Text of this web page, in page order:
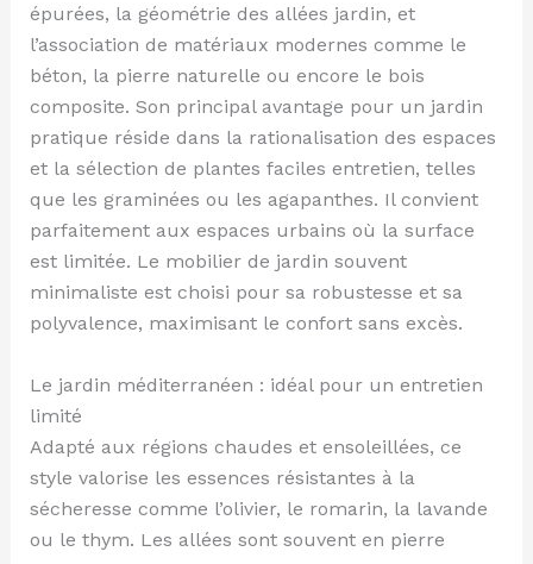
épurées, la géométrie des allées jardin, et
l’association de matériaux modernes comme le
béton, la pierre naturelle ou encore le bois
composite. Son principal avantage pour un jardin
pratique réside dans la rationalisation des espaces
et la sélection de plantes faciles entretien, telles
que les graminées ou les agapanthes. Il convient
parfaitement aux espaces urbains où la surface
est limitée. Le mobilier de jardin souvent
minimaliste est choisi pour sa robustesse et sa
polyvalence, maximisant le confort sans excès.
Le jardin méditerranéen : idéal pour un entretien
limité
Adapté aux régions chaudes et ensoleillées, ce
style valorise les essences résistantes à la
sécheresse comme l’olivier, le romarin, la lavande
ou le thym. Les allées sont souvent en pierre